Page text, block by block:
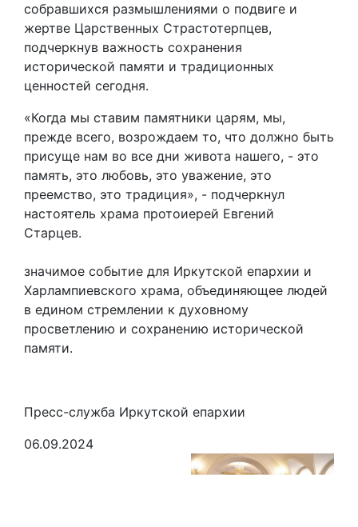
собравшихся размышлениями о подвиге и
жертве Царственных Страстотерпцев,
подчеркнув важность сохранения
исторической памяти и традиционных
ценностей сегодня.
«Когда мы ставим памятники царям, мы,
прежде всего, возрождаем то, что должно быть
присуще нам во все дни живота нашего, - это
память, это любовь, это уважение, это
преемство, это традиция», - подчеркнул
настоятель храма протоиерей Евгений
Старцев.
значимое событие для Иркутской епархии и
Харлампиевского храма, объединяющее людей
в едином стремлении к духовному
просветлению и сохранению исторической
памяти.
Пресс-служба Иркутской епархии
06.09.2024